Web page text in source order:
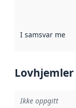
I samsvar med
Lovhjemler
Ikke oppgitt